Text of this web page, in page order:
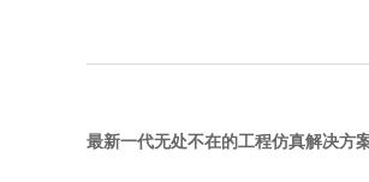
最新一代无处不在的工程仿真解决方